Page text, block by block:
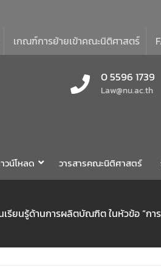
เกณฑ์การย้ายเข้าคณะนิติศาสตร์
0 5596 1739
Law@nu.ac.th
วน์โหลด วารสารคณะนิติศาสตร์
นรู้ด้านการผลิตบัณฑิต ในหัวข้อ “การ